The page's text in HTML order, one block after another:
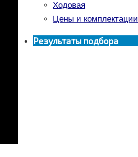
Ходовая
Цены и комплектации
Результаты подбора